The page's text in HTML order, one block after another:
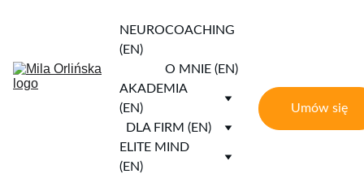
NEUROCOACHING
(EN)
O MNIE (EN)
AKADEMIA
(EN)
DLA FIRM (EN)
ELITE MIND
(EN)
Umów się